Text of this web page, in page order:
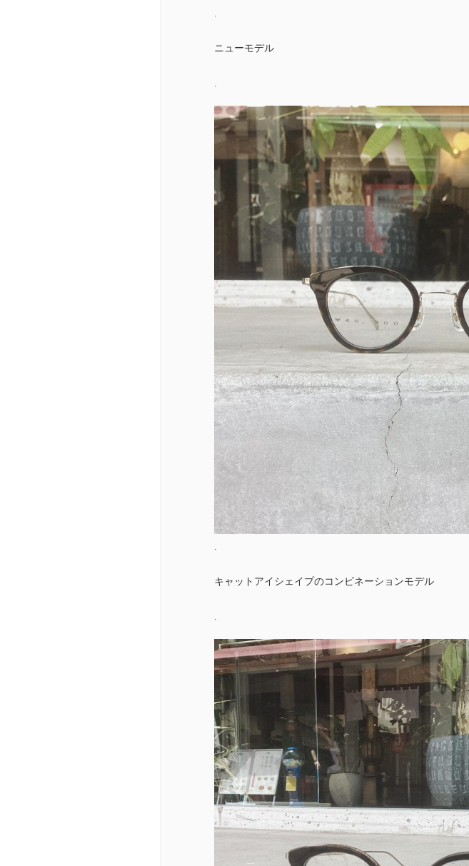
.
ニューモデル
.
.
キャットアイシェイプのコンビネーションモデル
.